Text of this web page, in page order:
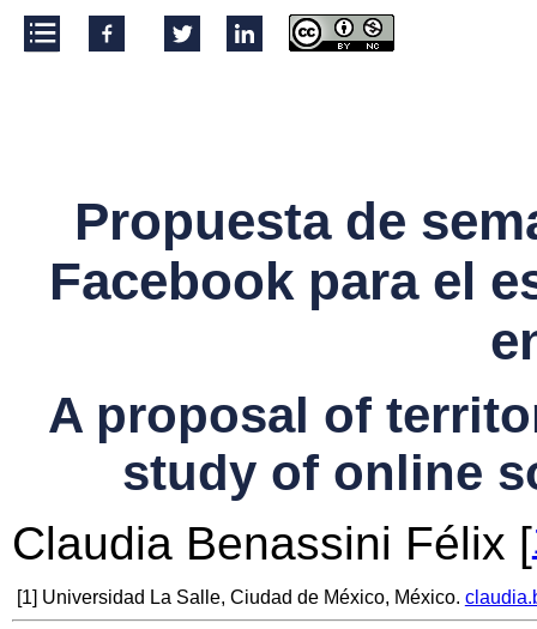
INTRODUCCIÓN: DE LA ANTROPOLOGÍA
LA TERRITORIALIZACIÓN DEL OBJETO DE
Propuesta de
Facebook para el
A proposal of
study of online
Claudia Benassini Félix [
[1] Universidad La Salle, Ciudad de México, México.